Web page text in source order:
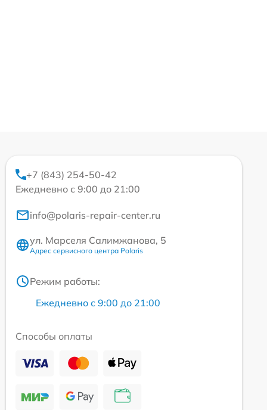
+7 (843) 254-50-42
Ежедневно с 9:00 до 21:00
info@polaris-repair-center.ru
ул. Марселя Салимжанова, 5
Адрес сервисного центра Polaris
Режим работы:
Ежедневно с 9:00 до 21:00
Способы оплаты